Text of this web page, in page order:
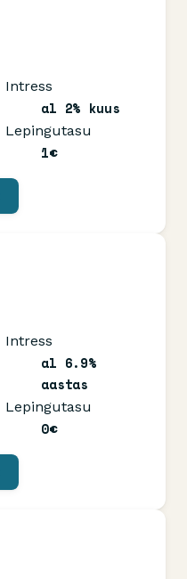
Intress
al 2% kuus
Lepingutasu
1€
Intress
al 6.9%
aastas
Lepingutasu
0€